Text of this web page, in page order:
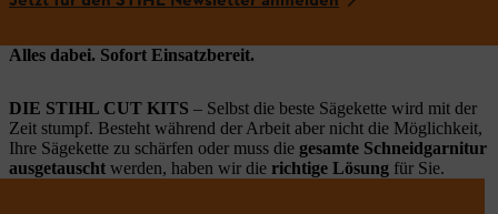
Alles dabei. Sofort Einsatzbereit.
DIE STIHL CUT KITS – Selbst die beste Sägekette wird mit der
Zeit stumpf. Besteht während der Arbeit aber nicht die Möglichkeit,
Ihre Sägekette zu schärfen oder muss die gesamte Schneidgarnitur
ausgetauscht werden, haben wir die richtige Lösung für Sie.